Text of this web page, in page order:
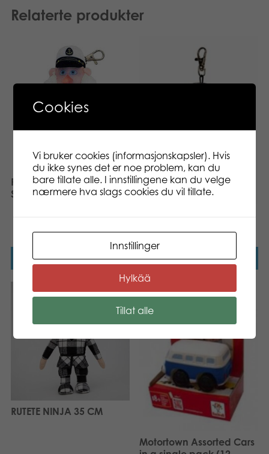
Relaterte produkter
RUTETE NINJA STEWART
STARDUST NØKKELRING
Les mer
RUTETE NINJA
Les mer
RUTETE NINJA 35 CM
Motortown Assorted Cars
Cookies
Vi bruker cookies (informasjonskapsler). Hvis
du ikke synes det er noe problem, kan du
bare tillate alle. I innstillingene kan du velge
nærmere hva slags cookies du vil tillate.
Innstillinger
Hylkää
Tillat alle